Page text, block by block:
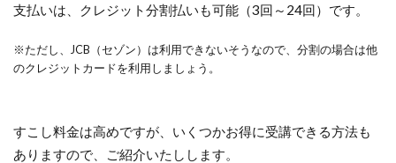
支払いは、クレジット分割払いも可能（3回～24回）です。
※ただし、JCB（セゾン）は利用できないそうなので、分割の場合は他
のクレジットカードを利用しましょう。
すこし料金は高めですが、いくつかお得に受講できる方法も
ありますので、ご紹介いたしします。